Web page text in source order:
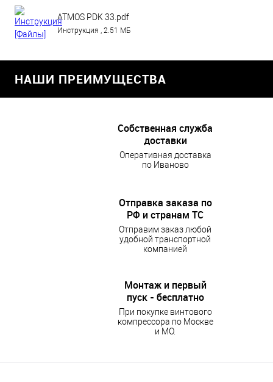
ATMOS PDK 33.pdf
Инструкция , 2.51 МБ
НАШИ ПРЕИМУЩЕСТВА
Собственная служба
доставки
Оперативная доставка
по Иваново
Отправка заказа по
РФ и странам ТС
Отправим заказ любой
удобной транспортной
компанией
Монтаж и первый
пуск - бесплатно
При покупке винтового
компрессора по Москве
и МО.